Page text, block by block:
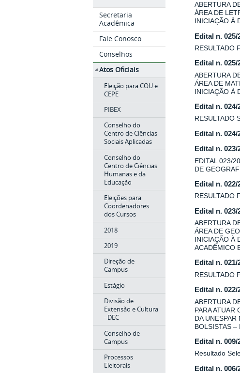
Secretaria
Acadêmica
Fale Conosco
Conselhos
Atos Oficiais
Eleição para COU e
CEPE
PIBEX
Conselho do
Centro de Ciências
Sociais Aplicadas
Conselho do
Centro de Ciências
Humanas e da
Educação
Eleições para
Coordenadores
dos Cursos
2018
2019
Direção de
Campus
Estágio
Divisão de
Extensão e Cultura
- DEC
Conselho de
Campus
Processos
Eleitorais
ABERTURA
ÁREA DE
INICIAÇÃO À
Edital n. 025/
RESULTADO
Edital n. 025/
ABERTURA
ÁREA DE
INICIAÇÃO À
Edital n. 024/
RESULTADO
Edital n. 024/
Edital n. 023/
EDITAL 023/
DE
Edital n. 022/
RESULTADO
Edital n. 023/
ABERTURA
ÁREA DE
INICIAÇÃO À
ACADÊMICO
Edital n. 021/
RESULTADO
Edital n. 022/
ABERTURA
PARA ATUAR
DA
BOLSISTAS –
Edital n. 009/
Resultado
Edital n. 006/